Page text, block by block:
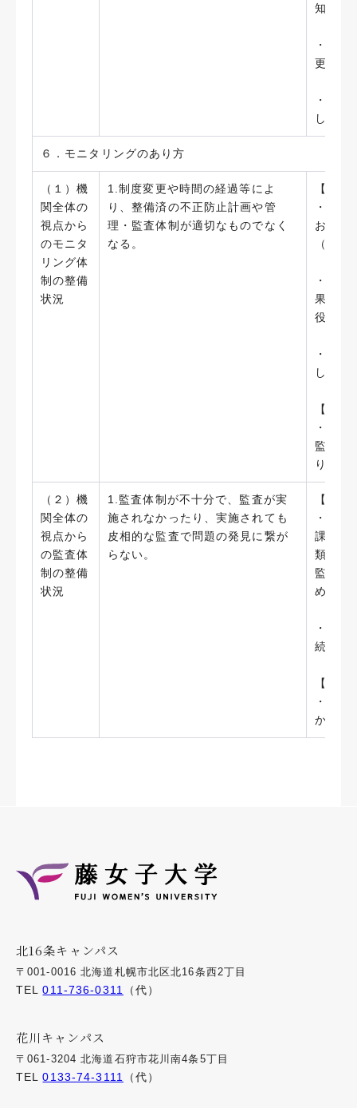
知やホ
・研
更なる
・実
し、受
６．モニタリングのあり方
（１）機
関全体の
視点から
のモニタ
リング体
制の整備
状況
1.制度変更や時間の経過等によ
り、整備済の不正防止計画や管
理・監査体制が適切なものでなく
なる。
【実施
・「
おいて
（
・「
果をコ
役立て
・財
した。
【今
・不
監査体
り、こ
（２）機
関全体の
視点から
の監査体
制の整備
状況
1.監査体制が不十分で、監査が実
施されなかったり、実施されても
皮相的な監査で問題の発見に繋が
らない。
【実施
・本
課）が
類上）
監査は
めた監
・「
続きと
【今
・監
かつ効
北16条キャンパス
〒001-0016 北海道札幌市北区北16条西2丁目
TEL011-736-0311 （代）
花川キャンパス
〒061-3204 北海道石狩市花川南4条5丁目
TEL0133-74-3111 （代）